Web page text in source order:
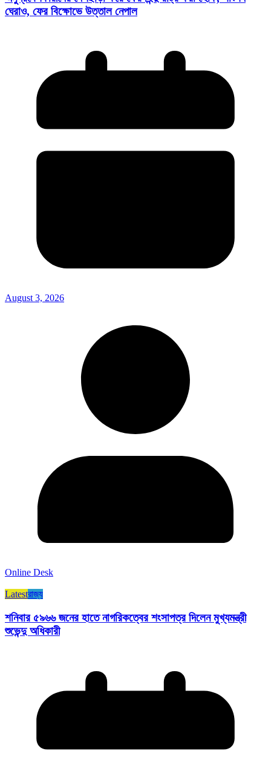
ঘেরাও, ফের বিক্ষোভে উত্তাল নেপাল
August 3, 2026
Online Desk
Latestরাজ্য​
শনিবার ৫৯৬৬ জনের হাতে নাগরিকত্বের শংসাপত্র দিলেন মুখ্যমন্ত্রী
শুভেন্দু অধিকারী